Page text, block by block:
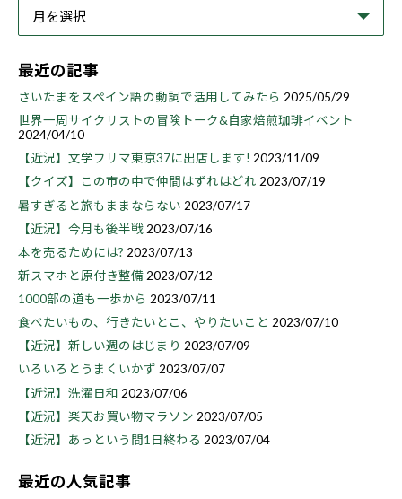
最近の記事
さいたまをスペイン語の動詞で活用してみたら 2025/05/29
世界一周サイクリストの冒険トーク&自家焙煎珈琲イベント
2024/04/10
【近況】文学フリマ東京37に出店します! 2023/11/09
【クイズ】この市の中で仲間はずれはどれ 2023/07/19
暑すぎると旅もままならない 2023/07/17
【近況】今月も後半戦 2023/07/16
本を売るためには? 2023/07/13
新スマホと原付き整備 2023/07/12
1000部の道も一歩から 2023/07/11
食べたいもの、行きたいとこ、やりたいこと 2023/07/10
【近況】新しい週のはじまり 2023/07/09
いろいろとうまくいかず 2023/07/07
【近況】洗濯日和 2023/07/06
【近況】楽天お買い物マラソン 2023/07/05
【近況】あっという間1日終わる 2023/07/04
最近の人気記事